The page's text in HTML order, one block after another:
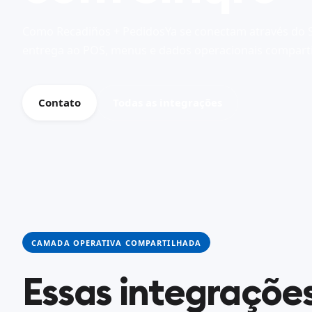
Contato
CAMADA OPERATIVA COMPARTILHADA
Essas